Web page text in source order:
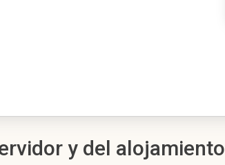
y del alojamiento